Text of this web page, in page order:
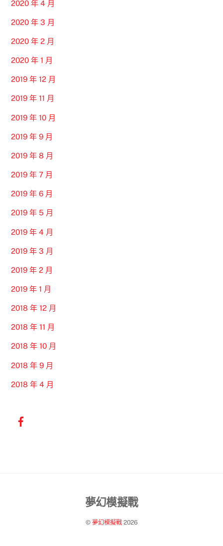
2020 年 4 月
2020 年 3 月
2020 年 2 月
2020 年 1 月
2019 年 12 月
2019 年 11 月
2019 年 10 月
2019 年 9 月
2019 年 8 月
2019 年 7 月
2019 年 6 月
2019 年 5 月
2019 年 4 月
2019 年 3 月
2019 年 2 月
2019 年 1 月
2018 年 12 月
2018 年 11 月
2018 年 10 月
2018 年 9 月
2018 年 4 月
Back
Top
夢幻模擬戰
© 夢幻模擬戰2026